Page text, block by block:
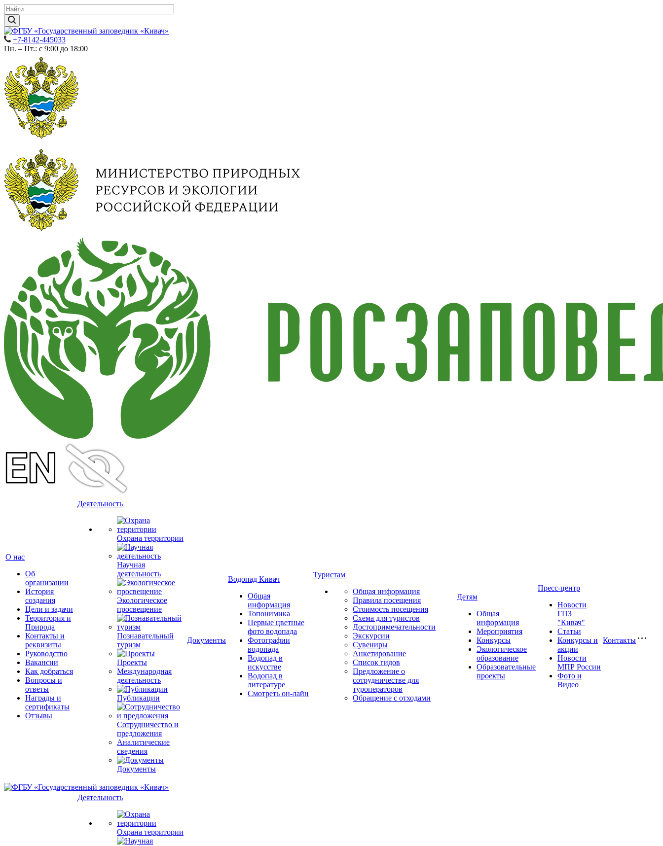
+7-8142-445033
Пн. – Пт.: с 9:00 до 18:00
О нас
Об
организации
История
создания
Цели и задачи
Территория и
Природа
Контакты и
реквизиты
Руководство
Вакансии
Как добраться
Вопросы и
ответы
Награды и
сертификаты
Отзывы
Деятельность
Охрана территории
Научная
деятельность
Экологическое
просвещение
Познавательный
туризм
Проекты
Международная
деятельность
Публикации
Сотрудничество и
предложения
Аналитические
сведения
Документы
Документы
Водопад Кивач
Общая
информация
Топонимика
Первые цветные
фото водопада
Фотографии
водопада
Водопад в
искусстве
Водопад в
литературе
Смотреть он-лайн
Туристам
Общая информация
Правила посещения
Стоимость посещения
Схема для туристов
Достопримечательности
Экскурсии
Сувениры
Анкетирование
Список гидов
Предложение о
сотрудничестве для
туроператоров
Обращение с отходами
Детям
Общая
информация
Мероприятия
Конкурсы
Экологическое
образование
Образовательные
проекты
Пресс-центр
Новости
ГПЗ
"Кивач"
Статьи
Конкурсы и
акции
Новости
МПР России
Фото и
Видео
Контакты
Деятельность
Охрана территории